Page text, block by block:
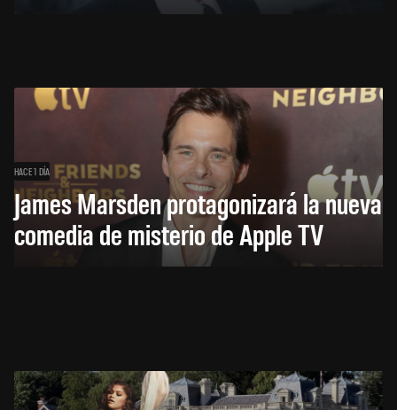
HACE 1 DÍA
James Marsden protagonizará la nueva
comedia de misterio de Apple TV